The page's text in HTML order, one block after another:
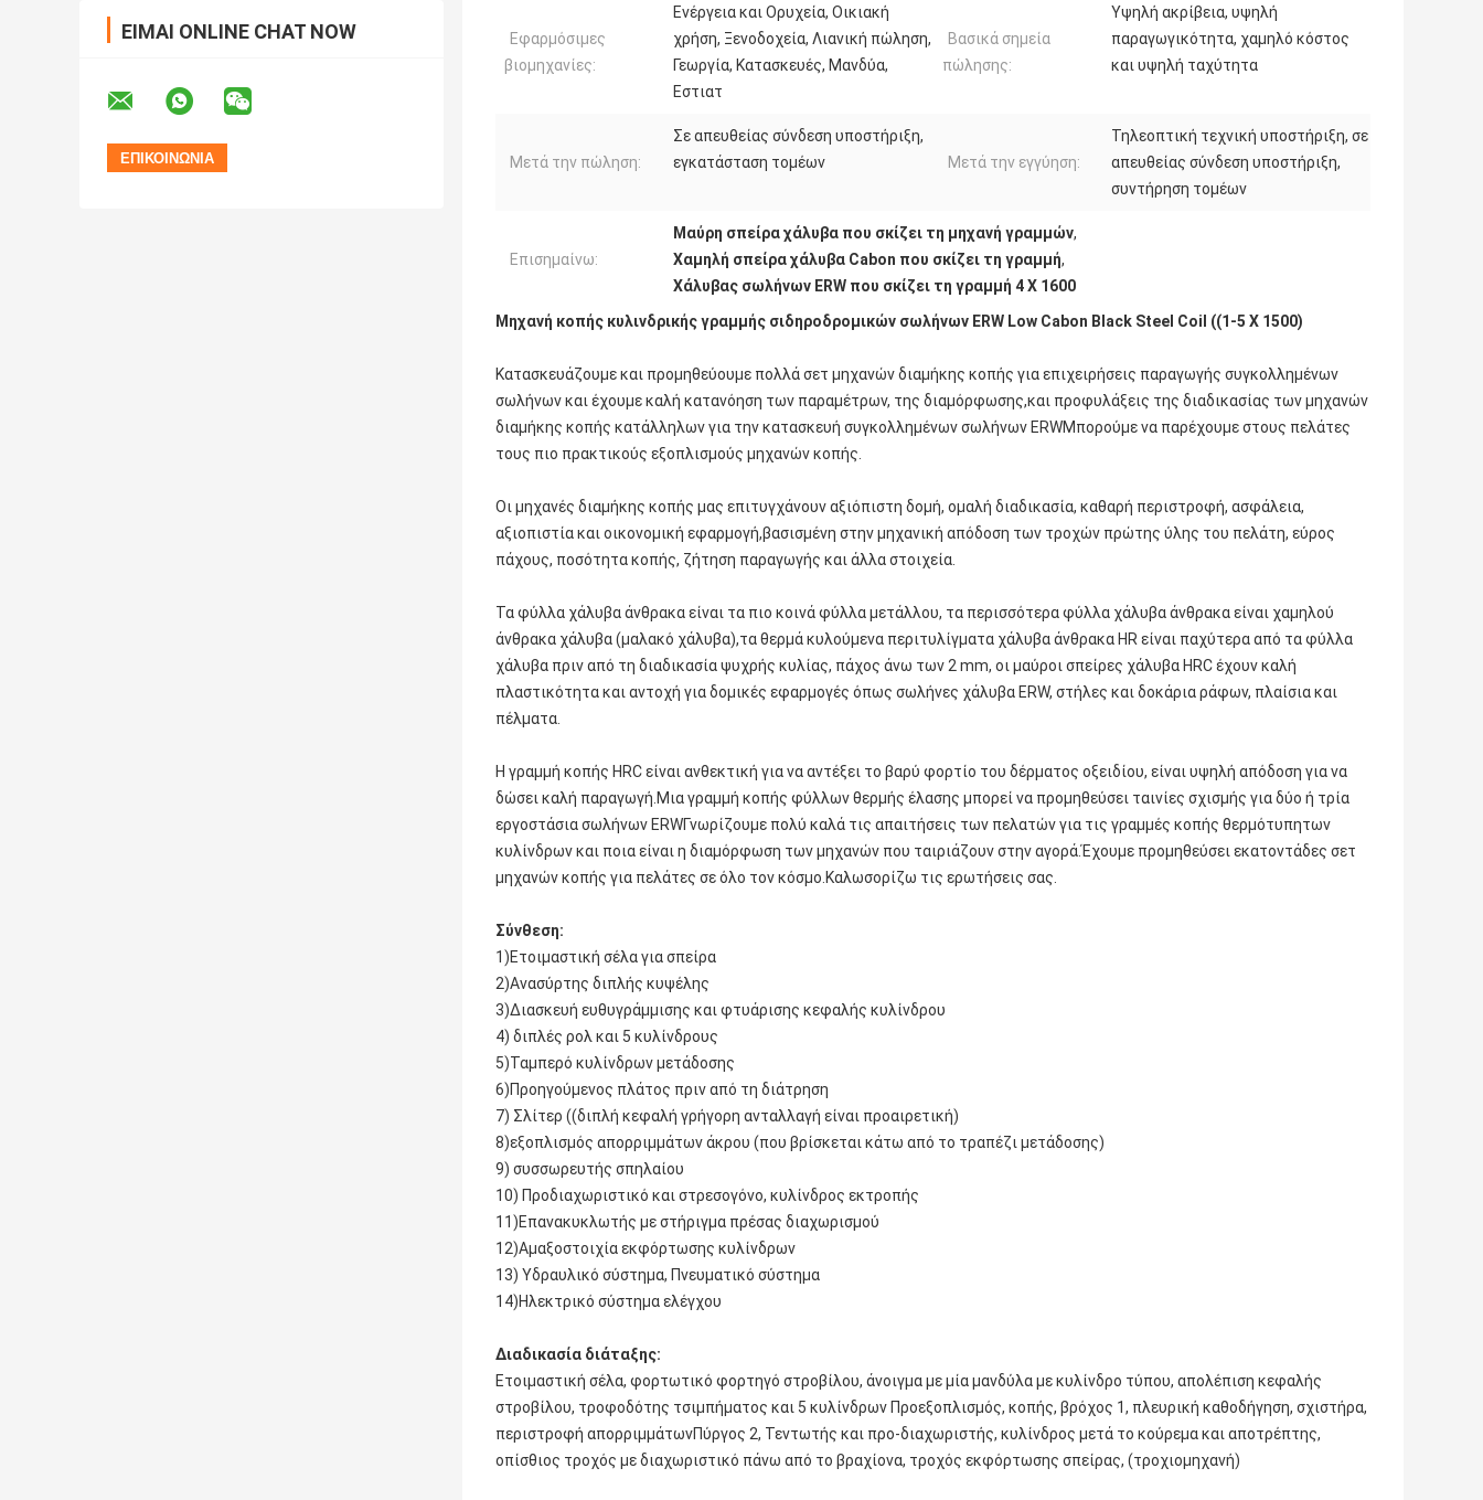
ΕΊΜΑΙ ONLINE CHAT NOW
Εφαρμόσιμες
βιομηχανίες:
Ενέργεια και Ορυχεία, Οικιακή
χρήση, Ξενοδοχεία, Λιανική πώληση,
Γεωργία, Κατασκευές, Μανδύα,
Εστιατ
Βασικά σημεία
πώλησης:
Υψηλή ακρίβεια, υψηλή
παραγωγικότητα, χαμηλό κόστος
και υψηλή ταχύτητα
Μετά την πώληση:
Σε απευθείας σύνδεση υποστήριξη,
εγκατάσταση τομέων
Μετά την εγγύηση:
Τηλεοπτική τεχνική υποστήριξη, σε
απευθείας σύνδεση υποστήριξη,
συντήρηση τομέων
Επισημαίνω:
Μαύρη σπείρα χάλυβα που σκίζει τη μηχανή γραμμών,
Χαμηλή σπείρα χάλυβα Cabon που σκίζει τη γραμμή,
Χάλυβας σωλήνων ERW που σκίζει τη γραμμή 4 X 1600
Μηχανή κοπής κυλινδρικής γραμμής σιδηροδρομικών σωλήνων ERW Low Cabon Black Steel Coil ((1-5 X 1500)
Κατασκευάζουμε και προμηθεύουμε πολλά σετ μηχανών διαμήκης κοπής για επιχειρήσεις παραγωγής συγκολλημένων
σωλήνων και έχουμε καλή κατανόηση των παραμέτρων, της διαμόρφωσης,και προφυλάξεις της διαδικασίας των μηχανών
διαμήκης κοπής κατάλληλων για την κατασκευή συγκολλημένων σωλήνων ERWΜπορούμε να παρέχουμε στους πελάτες
τους πιο πρακτικούς εξοπλισμούς μηχανών κοπής.
Οι μηχανές διαμήκης κοπής μας επιτυγχάνουν αξιόπιστη δομή, ομαλή διαδικασία, καθαρή περιστροφή, ασφάλεια,
αξιοπιστία και οικονομική εφαρμογή,βασισμένη στην μηχανική απόδοση των τροχών πρώτης ύλης του πελάτη, εύρος
πάχους, ποσότητα κοπής, ζήτηση παραγωγής και άλλα στοιχεία.
Τα φύλλα χάλυβα άνθρακα είναι τα πιο κοινά φύλλα μετάλλου, τα περισσότερα φύλλα χάλυβα άνθρακα είναι χαμηλού
άνθρακα χάλυβα (μαλακό χάλυβα),τα θερμά κυλούμενα περιτυλίγματα χάλυβα άνθρακα HR είναι παχύτερα από τα φύλλα
χάλυβα πριν από τη διαδικασία ψυχρής κυλίας, πάχος άνω των 2 mm, οι μαύροι σπείρες χάλυβα HRC έχουν καλή
πλαστικότητα και αντοχή για δομικές εφαρμογές όπως σωλήνες χάλυβα ERW, στήλες και δοκάρια ράφων, πλαίσια και
πέλματα.
Η γραμμή κοπής HRC είναι ανθεκτική για να αντέξει το βαρύ φορτίο του δέρματος οξειδίου, είναι υψηλή απόδοση για να
δώσει καλή παραγωγή.Μια γραμμή κοπής φύλλων θερμής έλασης μπορεί να προμηθεύσει ταινίες σχισμής για δύο ή τρία
εργοστάσια σωλήνων ERWΓνωρίζουμε πολύ καλά τις απαιτήσεις των πελατών για τις γραμμές κοπής θερμότυπητων
κυλίνδρων και ποια είναι η διαμόρφωση των μηχανών που ταιριάζουν στην αγορά.Έχουμε προμηθεύσει εκατοντάδες σετ
μηχανών κοπής για πελάτες σε όλο τον κόσμο.Καλωσορίζω τις ερωτήσεις σας.
Σύνθεση:
1)Ετοιμαστική σέλα για σπείρα
2)Ανασύρτης διπλής κυψέλης
3)Διασκευή ευθυγράμμισης και φτυάρισης κεφαλής κυλίνδρου
4) διπλές ρολ και 5 κυλίνδρους
5)Ταμπερό κυλίνδρων μετάδοσης
6)Προηγούμενος πλάτος πριν από τη διάτρηση
7) Σλίτερ ((διπλή κεφαλή γρήγορη ανταλλαγή είναι προαιρετική)
8)εξοπλισμός απορριμμάτων άκρου (που βρίσκεται κάτω από το τραπέζι μετάδοσης)
9) συσσωρευτής σπηλαίου
10) Προδιαχωριστικό και στρεσογόνο, κυλίνδρος εκτροπής
11)Επανακυκλωτής με στήριγμα πρέσας διαχωρισμού
12)Αμαξοστοιχία εκφόρτωσης κυλίνδρων
13) Υδραυλικό σύστημα, Πνευματικό σύστημα
14)Ηλεκτρικό σύστημα ελέγχου
Διαδικασία διάταξης:
Ετοιμαστική σέλα, φορτωτικό φορτηγό στροβίλου, άνοιγμα με μία μανδύλα με κυλίνδρο τύπου, απολέπιση κεφαλής
στροβίλου, τροφοδότης τσιμπήματος και 5 κυλίνδρων Προεξοπλισμός, κοπής, βρόχος 1, πλευρική καθοδήγηση, σχιστήρα,
περιστροφή απορριμμάτωνΠύργος 2, Τεντωτής και προ-διαχωριστής, κυλίνδρος μετά το κούρεμα και αποτρέπτης,
οπίσθιος τροχός με διαχωριστικό πάνω από το βραχίονα, τροχός εκφόρτωσης σπείρας, (τροχιομηχανή)